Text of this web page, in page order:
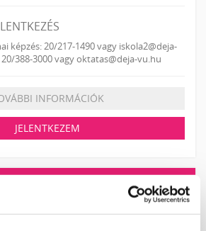
képzés: 20/217-1490 vagy iskola2@deja-
388-3000 vagy oktatas@deja-vu.hu
INFORMÁCIÓK
JELENTKEZEM